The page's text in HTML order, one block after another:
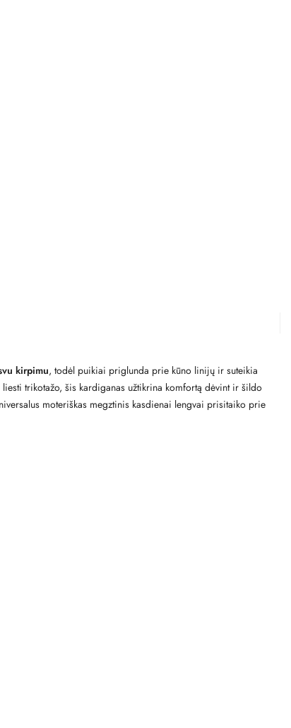
kirpimu, todėl puikiai priglunda prie kūno linijų ir suteikia
trikotažo, šis kardiganas užtikrina komfortą dėvint ir šildo
moteriškas megztinis kasdienai lengvai prisitaiko prie